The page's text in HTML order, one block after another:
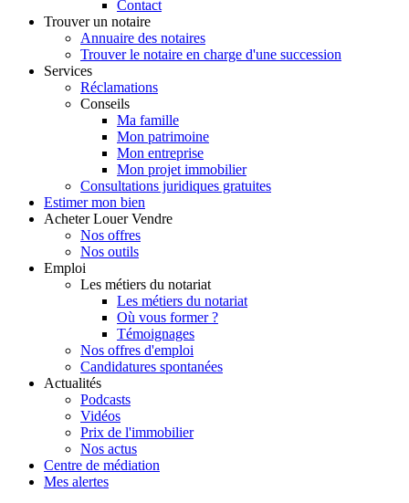
Contact
Trouver un notaire
Annuaire des notaires
Trouver le notaire en charge d'une succession
Services
Réclamations
Conseils
Ma famille
Mon patrimoine
Mon entreprise
Mon projet immobilier
Consultations juridiques gratuites
Estimer mon bien
Acheter Louer Vendre
Nos offres
Nos outils
Emploi
Les métiers du notariat
Les métiers du notariat
Où vous former ?
Témoignages
Nos offres d'emploi
Candidatures spontanées
Actualités
Podcasts
Vidéos
Prix de l'immobilier
Nos actus
Centre de médiation
Mes alertes